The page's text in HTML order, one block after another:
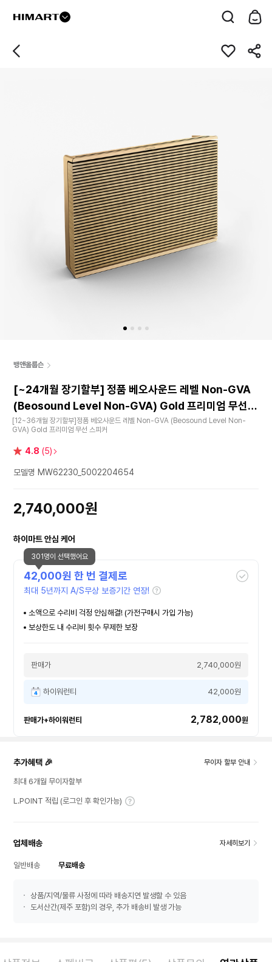
뱅앤올룹슨
[~24개월 장기할부] 정품 베오사운드 레벨 Non-GVA
(Beosound Level Non-GVA) Gold 프리미엄 무선
스피커
[12~36개월 장기할부]정품 베오사운드 레벨 Non-GVA (Beosound Level Non-
GVA) Gold 프리미엄 무선 스피커
별 4.8 (5)
모델명 MW62230_5002204654
2,740,000원
하이마트 안심 케어
42,000원 한 번 결제로
최대 5년까지 A/S무상 보증기간 연장!
소액으로 수리비 걱정 안심해결! (가전구매시 가입 가능)
보상한도 내 수리비 횟수 무제한 보장
판매가 2,740,000원
하이워런티 42,000원
판매가+하이워런티 2,782,000원
301명이 선택했어요
추가혜택 🎉 무이자 할부 안내
최대 6개월 무이자할부
L.POINT 적립 (로그인 후 확인가능)
업체배송 자세히보기
일반배송 무료배송
상품/지역/물류 사정에 따라 배송지연 발생할 수 있음
도서산간(제주 포함)의 경우, 추가 배송비 발생 가능